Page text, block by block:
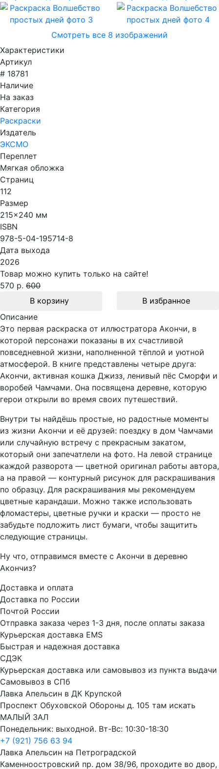
Смотреть все 8 изображений
Характеристики
Артикул
# 18781
Наличие
На заказ
Категория
Раскраски
Издатель
ЭКСМО
Переплет
Мягкая обложка
Страниц
112
Размер
215x240 мм
ISBN
978-5-04-195714-8
Дата выхода
2026
Товар можно купить только на сайте!
570 р. 600
В корзину
В избранное
Описание
Это первая раскраска от иллюстратора Акончи, в
которой персонажи показаны в их счастливой
повседневной жизни, наполненной тёплой и уютной
атмосферой. В книге представлены четыре друга:
Акончи, активная кошка Джизз, ленивый пёс Сморфи и
воробей Чамчами. Она посвящена деревне, которую
герои открыли во время своих путешествий.
Внутри ты найдёшь простые, но радостные моменты
из жизни Акончи и её друзей: поездку в дом Чамчами
или случайную встречу с прекрасным закатом,
который они запечатлели на фото. На левой странице
каждой разворота — цветной оригинал работы автора,
а на правой — контурный рисунок для раскрашивания
по образцу. Для раскрашивания мы рекомендуем
цветные карандаши. Можно также использовать
фломастеры, цветные ручки и краски — просто не
забудьте подложить лист бумаги, чтобы защитить
следующие страницы.
Ну что, отправимся вместе с Акончи в деревню
Акончиз?
Доставка и оплата
Доставка по России
Почтой России
Отправка заказа через 1-3 дня, после оплаты заказа
Курьерская доставка EMS
Быстрая и надежная доставка
СДЭК
Курьерская доставка или самовывоз из пункта выдачи
Самовывоз в СПб
Лавка Апельсин в ДК Крупской
Проспект Обуховской Обороны д. 105 там искать
МАЛЫЙ ЗАЛ
Понедельник: выходной. Вт-Вс: 10:30-18:30
+7 (921) 756 63 94
Лавка Апельсин на Петроградской
Каменноостровский пр. дом 38/96, проходите во двор,